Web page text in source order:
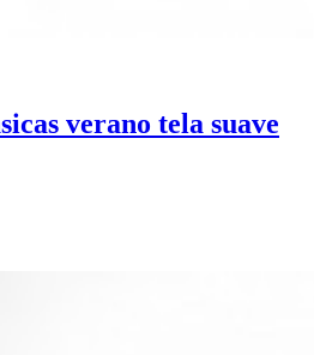
verano tela suave